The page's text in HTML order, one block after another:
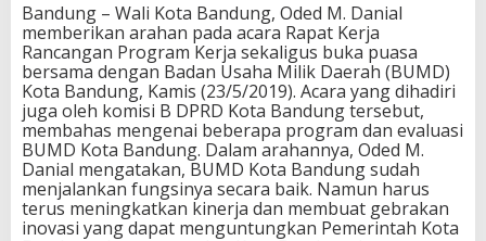
Bandung – Wali Kota Bandung, Oded M. Danial
memberikan arahan pada acara Rapat Kerja
Rancangan Program Kerja sekaligus buka puasa
bersama dengan Badan Usaha Milik Daerah (BUMD)
Kota Bandung, Kamis (23/5/2019). Acara yang dihadiri
juga oleh komisi B DPRD Kota Bandung tersebut,
membahas mengenai beberapa program dan evaluasi
BUMD Kota Bandung. Dalam arahannya, Oded M.
Danial mengatakan, BUMD Kota Bandung sudah
menjalankan fungsinya secara baik. Namun harus
terus meningkatkan kinerja dan membuat gebrakan
inovasi yang dapat menguntungkan Pemerintah Kota